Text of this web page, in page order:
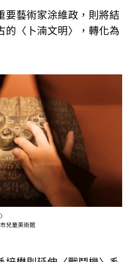
要藝術家涂維政，則將結
的〈卜湳文明〉，轉化為
兒童美術館